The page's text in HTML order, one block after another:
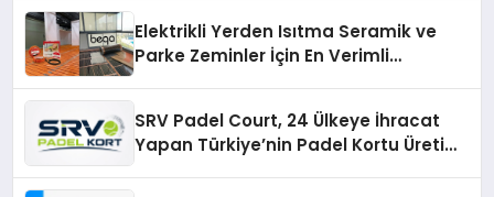
Elektrikli Yerden Isıtma Seramik ve
Parke Zeminler İçin En Verimli
SRV Padel Court, 24 Ülkeye İhracat
Yapan Türkiye’nin Padel Kortu Üretim